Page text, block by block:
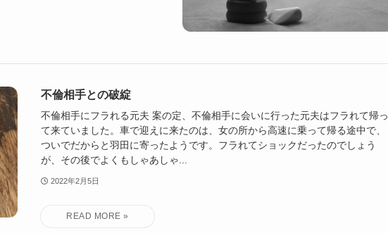
不倫相手との破綻
不倫相手にフラれる元夫 案の定、不倫相手に会いに行った元夫はフラれて帰っ
て来ていました。車で迎えに来たのは、女の所から高速に乗って帰る途中で、
ついでだからと羽田に寄ったようです。フラれてショックだったのでしょう
が、その後でよくもしゃあしゃ...
2022年2月5日